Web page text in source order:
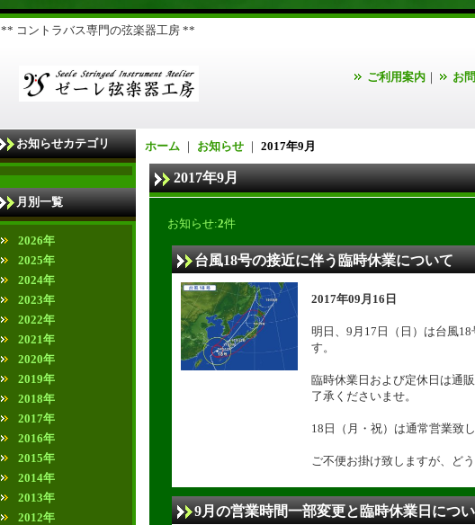
** コントラバス専門の弦楽器工房 **
ご利用案内 ｜ お
お知らせカテゴリ
月別一覧
2026年
2025年
2024年
2023年
2022年
2021年
2020年
2019年
2018年
2017年
2016年
2015年
2014年
2013年
2012年
ホーム ｜ お知らせ ｜ 2017年9月
2017年9月
お知らせ:2件
台風18号の接近に伴う臨時休業について
2017年09月16日
明日、9月17日（日）は台風
す。
臨時休業日および定休日は通
了承くださいませ。
18日（月・祝）は通常営業致し
ご不便お掛け致しますが、ど
9月の営業時間一部変更と臨時休業日につ